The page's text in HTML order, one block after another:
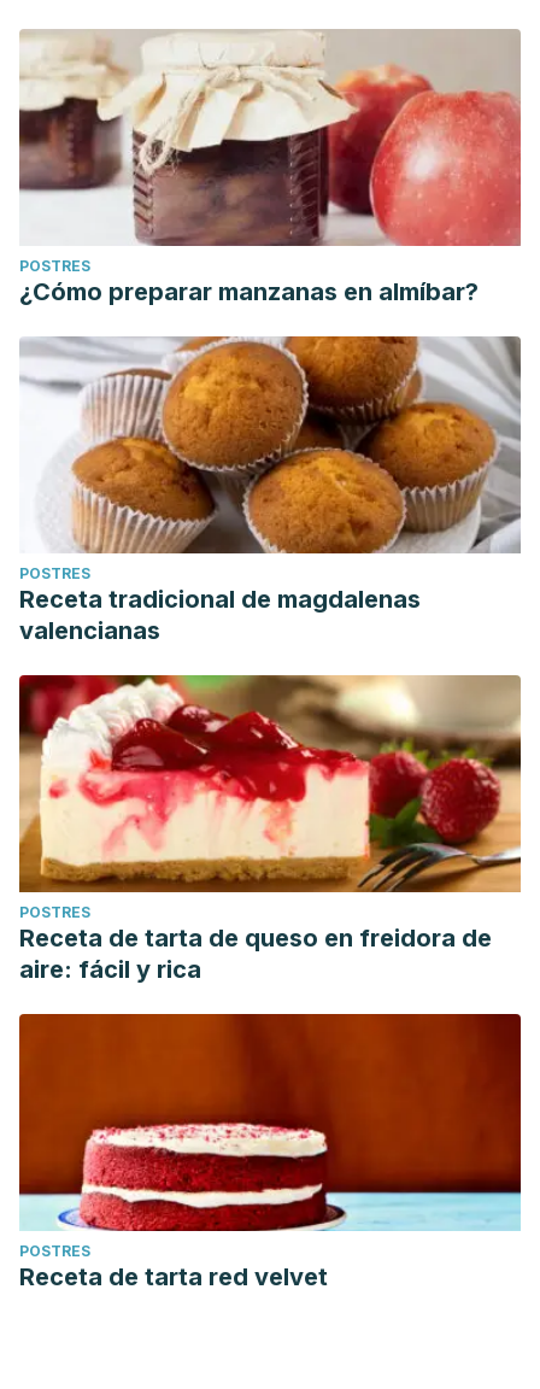
POSTRES
¿Cómo preparar manzanas en almíbar?
POSTRES
Receta tradicional de magdalenas
valencianas
POSTRES
Receta de tarta de queso en freidora de
aire: fácil y rica
POSTRES
Receta de tarta red velvet